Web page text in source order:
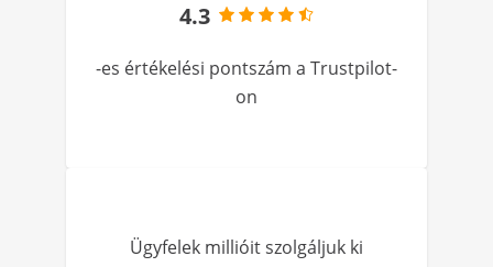
4.3
-es értékelési pontszám a Trustpilot-
on
Ügyfelek millióit szolgáljuk ki